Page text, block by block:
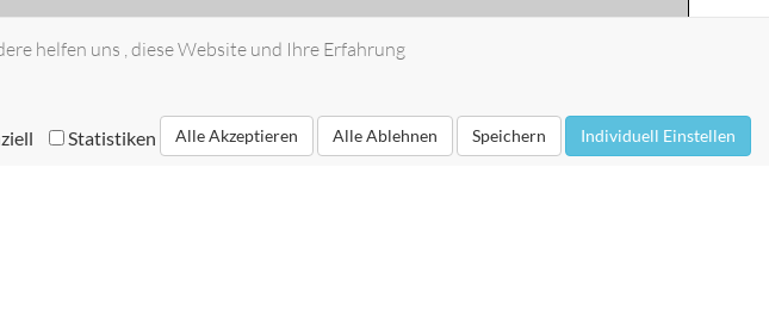
helfen uns , diese Website und Ihre Erfahrung
Statistiken Alle Akzeptieren Alle Ablehnen Speichern Individuell Einstellen